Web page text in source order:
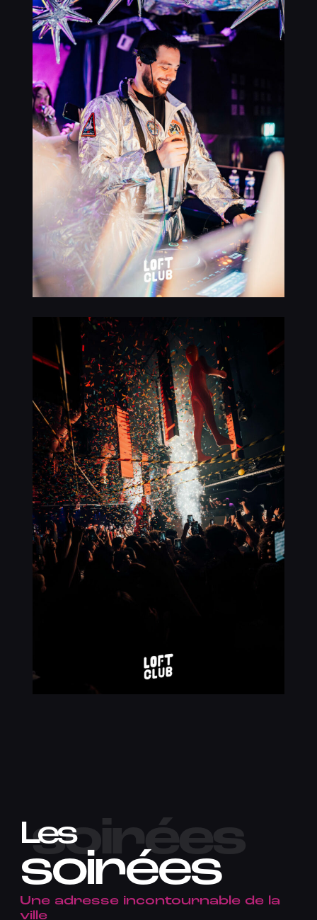
Les
soirées
soirées
Une adresse incontournable de la
ville​